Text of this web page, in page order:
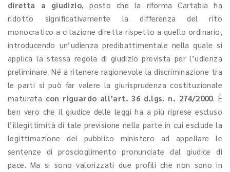
diretta a giudizio , posto che la riforma Cartabia ha
ridotto significativamente la differenza del rito
monocratico a citazione diretta rispetto a quello ordinario,
introducendo un’udienza predibattimentale nella quale si
applica la stessa regola di giudizio prevista per l’udienza
preliminare. Né a ritenere ragionevole la discriminazione tra
le parti si può far valere la giurisprudenza costituzionale
maturata con riguardo all’art. 36 d.lgs. n. 274/2000. È
ben vero che il giudice delle leggi ha a più riprese escluso
l’illegittimità di tale previsione nella parte in cui esclude la
legittimazione del pubblico ministero ad appellare le
sentenze di proscioglimento pronunciate dal giudice di
pace. Ma si sono valorizzati due profili che non sono in